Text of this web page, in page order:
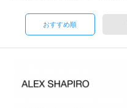
おすすめ順